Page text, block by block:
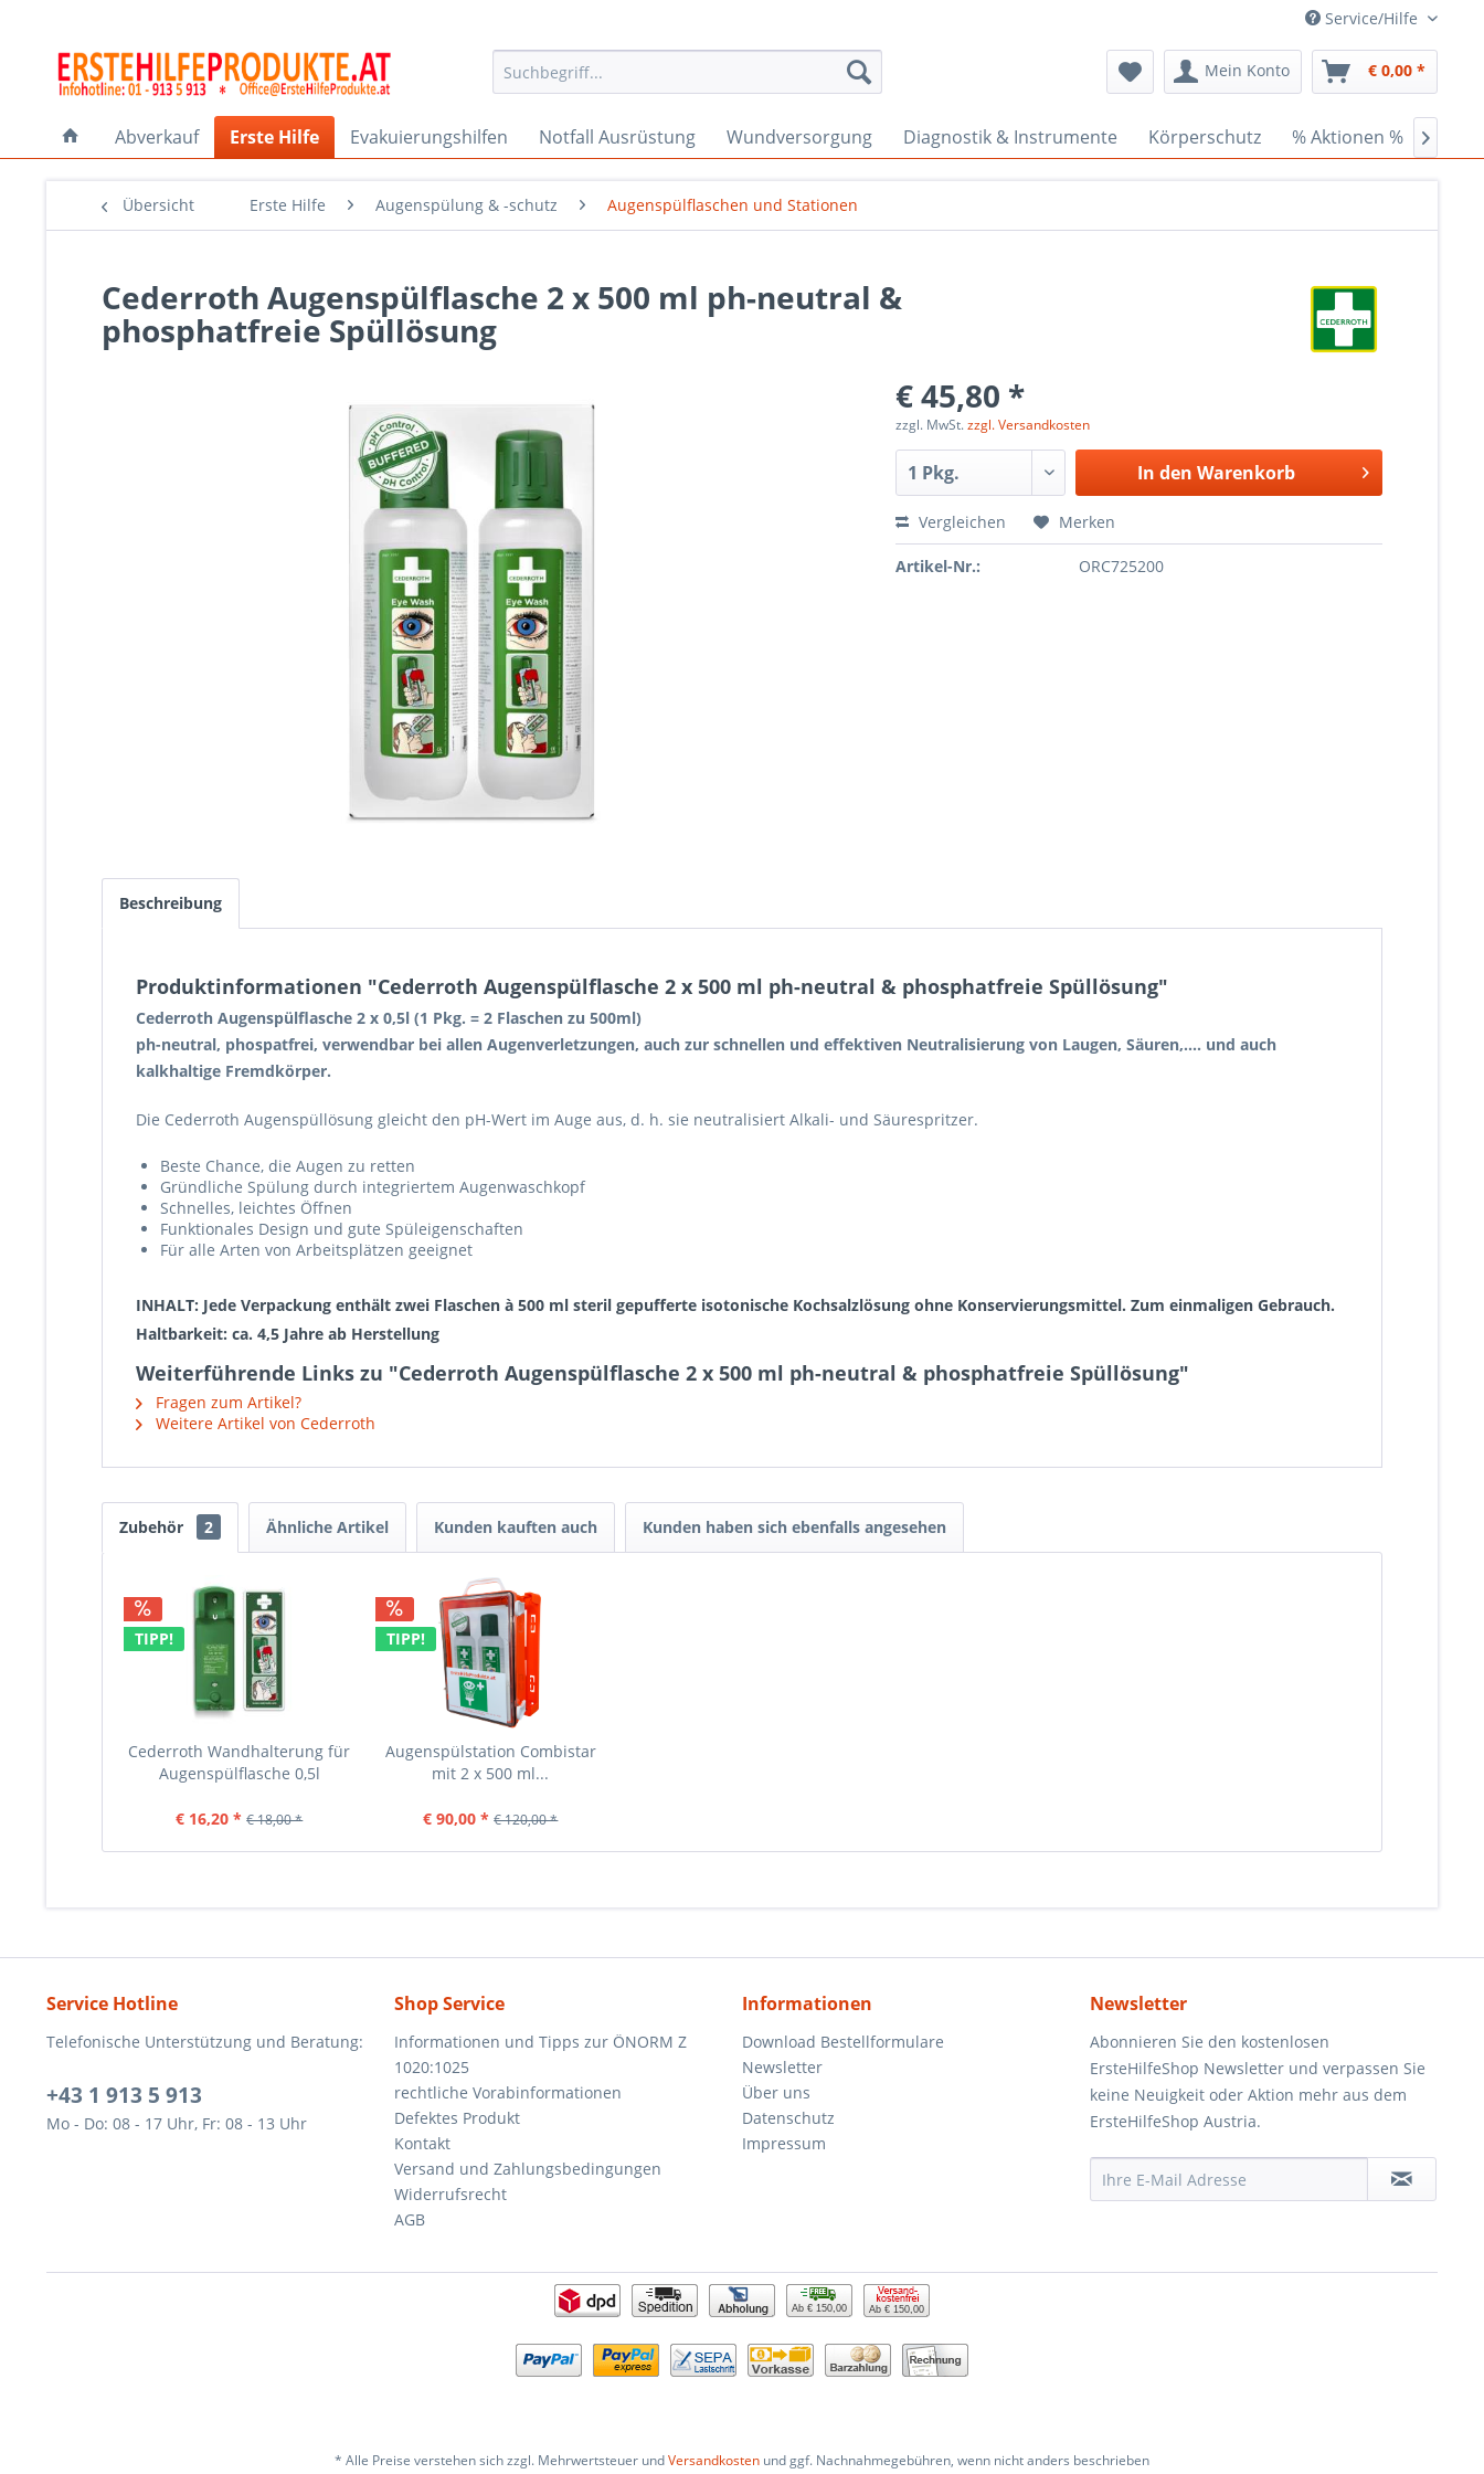
Service/Hilfe
Mein Konto € 0,00 *
Abverkauf Erste Hilfe Evakuierungshilfen Notfall Ausrüstung Wundversorgung Diagnostik & Instrumente Körperschutz % Aktionen % 
Übersicht Erste Hilfe Augenspülung & -schutz Augenspülflaschen und Stationen
Cederroth Augenspülflasche 2 x 500 ml ph-neutral &
phosphatfreie Spüllösung
€ 45,80 *
zzgl. MwSt.zzgl. Versandkosten
In den Warenkorb
Vergleichen Merken
Artikel-Nr.: ORC725200
Beschreibung
Produktinformationen "Cederroth Augenspülflasche 2 x 500 ml ph-neutral & phosphatfreie Spüllösung"
Cederroth Augenspülflasche 2 x 0,5l (1 Pkg. = 2 Flaschen zu 500ml)
ph-neutral, phospatfrei, verwendbar bei allen Augenverletzungen, auch zur schnellen und effektiven Neutralisierung von Laugen, Säuren,.... und auch
kalkhaltige Fremdkörper.
Die Cederroth Augenspüllösung gleicht den pH-Wert im Auge aus, d. h. sie neutralisiert Alkali- und Säurespritzer.
Beste Chance, die Augen zu retten
Gründliche Spülung durch integriertem Augenwaschkopf
Schnelles, leichtes Öffnen
Funktionales Design und gute Spüleigenschaften
Für alle Arten von Arbeitsplätzen geeignet
INHALT: Jede Verpackung enthält zwei Flaschen à 500 ml steril gepufferte isotonische Kochsalzlösung ohne Konservierungsmittel. Zum einmaligen Gebrauch.
Haltbarkeit: ca. 4,5 Jahre ab Herstellung
Weiterführende Links zu "Cederroth Augenspülflasche 2 x 500 ml ph-neutral & phosphatfreie Spüllösung"
Fragen zum Artikel?
Weitere Artikel von Cederroth
Zubehör 2 Ähnliche Artikel Kunden kauften auch Kunden haben sich ebenfalls angesehen
TIPP!
Cederroth Wandhalterung für
Augenspülflasche 0,5l
€ 16,20 * € 18,00 *
TIPP!
Augenspülstation Combistar
mit 2 x 500 ml...
€ 90,00 * € 120,00 *
Service Hotline
Telefonische Unterstützung und Beratung:
+43 1 913 5 913
Mo - Do: 08 - 17 Uhr, Fr: 08 - 13 Uhr
Shop Service
Informationen und Tipps zur ÖNORM Z
1020:1025
rechtliche Vorabinformationen
Defektes Produkt
Kontakt
Versand und Zahlungsbedingungen
Widerrufsrecht
AGB
Informationen
Download Bestellformulare
Newsletter
Über uns
Datenschutz
Impressum
Newsletter
Abonnieren Sie den kostenlosen
ErsteHilfeShop Newsletter und verpassen Sie
keine Neuigkeit oder Aktion mehr aus dem
ErsteHilfeShop Austria.
Ab € 150,00 Ab € 150,00
* Alle Preise verstehen sich zzgl. Mehrwertsteuer undVersandkosten und ggf. Nachnahmegebühren, wenn nicht anders beschrieben